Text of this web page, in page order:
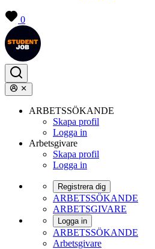
0
ARBETSSÖKANDE
Skapa profil
Logga in
Arbetsgivare
Skapa profil
Logga in
Registrera dig
ARBETSSÖKANDE
ARBETSGIVARE
Logga in
ARBETSSÖKANDE
Arbetsgivare